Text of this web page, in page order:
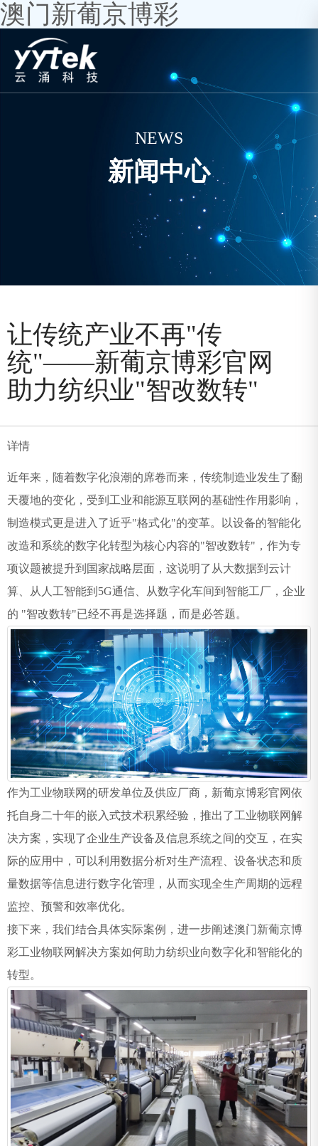
澳门新葡京博彩
NEWS
新闻中心
让传统产业不再"传
统"——新葡京博彩官网
助力纺织业"智改数转"
详情
近年来，随着数字化浪潮的席卷而来，传统制造业发生了翻
天覆地的变化，受到工业和能源互联网的基础性作用影响，
制造模式更是进入了近乎"格式化"的变革。以设备的智能化
改造和系统的数字化转型为核心内容的"智改数转"，作为专
项议题被提升到国家战略层面，这说明了从大数据到云计
算、从人工智能到 5G通信、从数字化车间到智能工厂，企业
的 "智改数转"已经不再是选择题，而是必答题。
作为工业物联网的研发单位及供应厂商，新葡京博彩官网依
托自身二十年的嵌入式技术积累经验，推出了工业物联网解
决方案，实现了企业生产设备及信息系统之间的交互，在实
际的应用中，可以利用数据分析对生产流程、设备状态和质
量数据等信息进行数字化管理，从而实现全生产周期的远程
监控、预警和效率优化。
接下来，我们结合具体实际案例，进一步阐述澳门新葡京博
彩工业物联网解决方案如何助力纺织业向数字化和智能化的
转型。